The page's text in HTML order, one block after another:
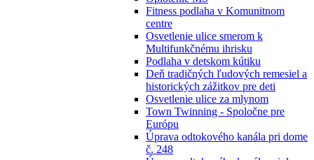
Fitness podlaha v Komunitnom
centre
Osvetlenie ulice smerom k
Multifunkčnému ihrisku
Podlaha v detskom kútiku
Deň tradičných ľudových remesiel a
historických zážitkov pre deti
Osvetlenie ulice za mlynom
Town Twinning - Spoločne pre
Európu
Úprava odtokového kanála pri dome
č. 248